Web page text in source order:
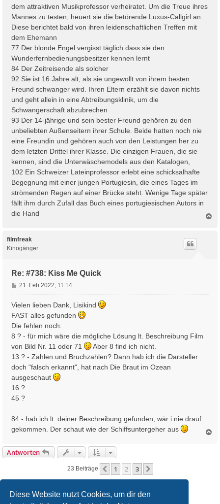
Diese Website nutzt Cookies, um dir den
dem attraktiven Musikprofessor verheiratet. Um die Treue ihres
Mannes zu testen, heuert sie die betörende Luxus-Callgirl an.
Diese berichtet bald von ihren leidenschaftlichen Treffen mit
dem Ehemann
77 Der blonde Engel vergisst täglich dass sie den
Wunderfernbedienungsbesitzer kennen lernt
84 Der Zeitreisende als solcher
92 Sie ist 16 Jahre alt, als sie ungewollt von ihrem besten
Freund schwanger wird. Ihren Eltern erzählt sie davon nichts
und geht allein in eine Abtreibungsklinik, um die
Schwangerschaft abzubrechen
93 Der 14-jährige und sein bester Freund gehören zu den
unbeliebten Außenseitern ihrer Schule. Beide hatten noch nie
eine Freundin und gehören auch von den Leistungen her zu
dem letzten Drittel ihrer Klasse. Die einzigen Frauen, die sie
kennen, sind die Unterwäschemodels aus den Katalogen,
102 Ein Schweizer Lateinprofessor erlebt eine schicksalhafte
Begegnung mit einer jungen Portugiesin, die eines Tages im
strömenden Regen auf einer Brücke steht. Wenige Tage später
fällt ihm durch Zufall das Buch eines portugiesischen Autors in
die Hand
filmfreak
Kinogänger
Re: #738: Kiss Me Quick
B
e
i
t
r
a
g
21. Feb 2022, 11:14
Vielen lieben Dank, Lisikind
FAST alles gefunden
Die fehlen noch:
8 ? - für mich wäre die mögliche Lösung lt. Beschreibung Film
von Bild Nr. 11 oder 71
Aber 8 find ich nicht.
13 ? - Zahlen und Bruchzahlen? Dann hab ich die Darsteller
doch "falsch erkannt", hat nach Die Braut im Ozean
ausgeschaut
16 ?
45 ?
84 - hab ich lt. deiner Beschreibung gefunden, wär i nie drauf
gekommen. Der schaut wie der Schiffsuntergeher aus
Antworten
23 Beiträge Vorherige
1 2 3